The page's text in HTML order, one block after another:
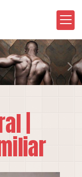
|